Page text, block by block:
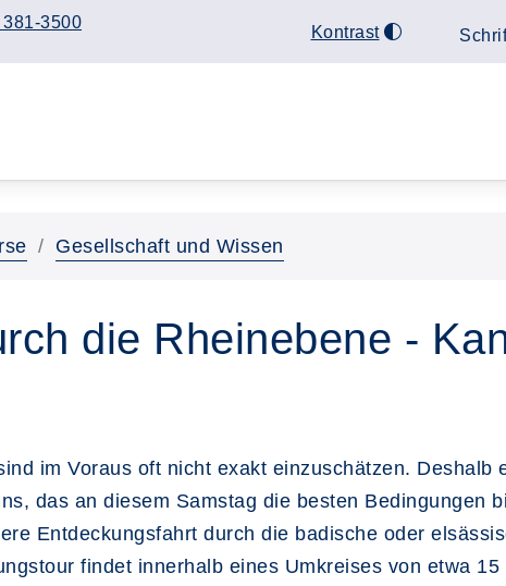
3500 Kontrast
Gesellschaft und Wissen
die Rheinebene -
im Voraus oft nicht exakt einzuschätzen. Deshalb
das an diesem Samstag die besten Bedingungen
Entdeckungsfahrt durch die badische oder
findet innerhalb eines Umkreises von etwa